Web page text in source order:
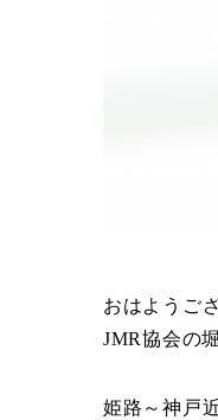
おはようご
JMR協会の
姫路～神戸